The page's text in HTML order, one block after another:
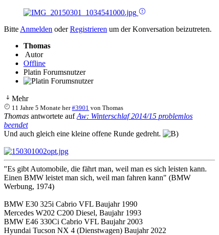
Bitte Anmelden oderRegistrieren um der Konversation beizutreten.
Thomas
Autor
Offline
Platin Forumsnutzer
Mehr
11 Jahre 5 Monate her #3901 vonThomas
Thomas antwortete aufAw: Winterschlaf 2014/15 problemlos
beendet
Und auch gleich eine kleine offene Runde gedreht.
"Es gibt Automobile, die fährt man, weil man es sich leisten kann.
Einen BMW leistet man sich, weil man fahren kann" (BMW
Werbung, 1974)
BMW E30 325i Cabrio VFL Baujahr 1990
Mercedes W202 C200 Diesel, Baujahr 1993
BMW E46 330Ci Cabrio VFL Baujahr 2003
Hyundai Tucson NX 4 (Dienstwagen) Baujahr 2022